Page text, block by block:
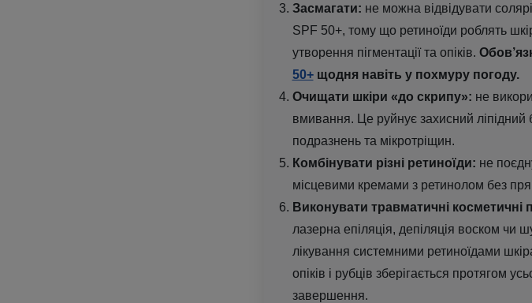
Засмагати: не можна відвідувати
SPF 50+, тому що ретиноїди роблять
утворення пігментації та опіків.
50+щодня навіть у похмуру погоду.
Очищати шкіри «до скрипу»: не
вмивання. Це руйнує захисний ліпідний
подразнень та мікротріщин.
Комбінувати різні ретиноїди: не
місцевими кремами з ретинолом без
Виконувати травматичні косметичні
лазерна епіляція, депіляція воском чи
лікування системними ретиноїдами
опіків і рубців зберігається протягом
завершення.